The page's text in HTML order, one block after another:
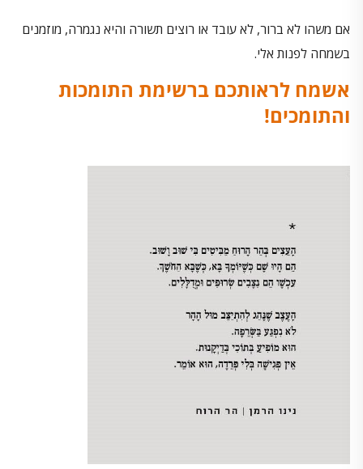
אם משהו לא ברור, לא עובד או רוצים תשורה והיא נגמרה, מוזמנים
בשמחה לפנות אלי.
אשמח לראותכם ברשימת התומכות
והתומכים!